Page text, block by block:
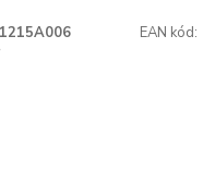
1215A006 EAN kód: